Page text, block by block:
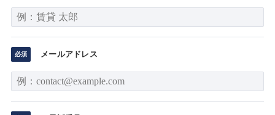
メールアドレス